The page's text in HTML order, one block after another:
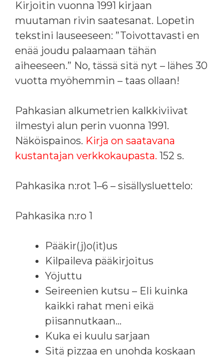
Kirjoitin vuonna 1991 kirjaan
muutaman rivin saatesanat. Lopetin
tekstini lauseeseen: ”Toivottavasti en
enää joudu palaamaan tähän
aiheeseen.” No, tässä sitä nyt – lähes 30
vuotta myöhemmin – taas ollaan!
Pahkasian alkumetrien kalkkiviivat
ilmestyi alun perin vuonna 1991.
Näköispainos. Kirja on saatavana
kustantajan verkkokaupasta. 152 s.
Pahkasika n:rot 1–6 – sisällysluettelo:
Pahkasika n:ro 1
Pääkir(j)o(it)us
Kilpaileva pääkirjoitus
Yöjuttu
Seireenien kutsu – Eli kuinka
kaikki rahat meni eikä
piisannutkaan…
Kuka ei kuulu sarjaan
Sitä pizzaa en unohda koskaan